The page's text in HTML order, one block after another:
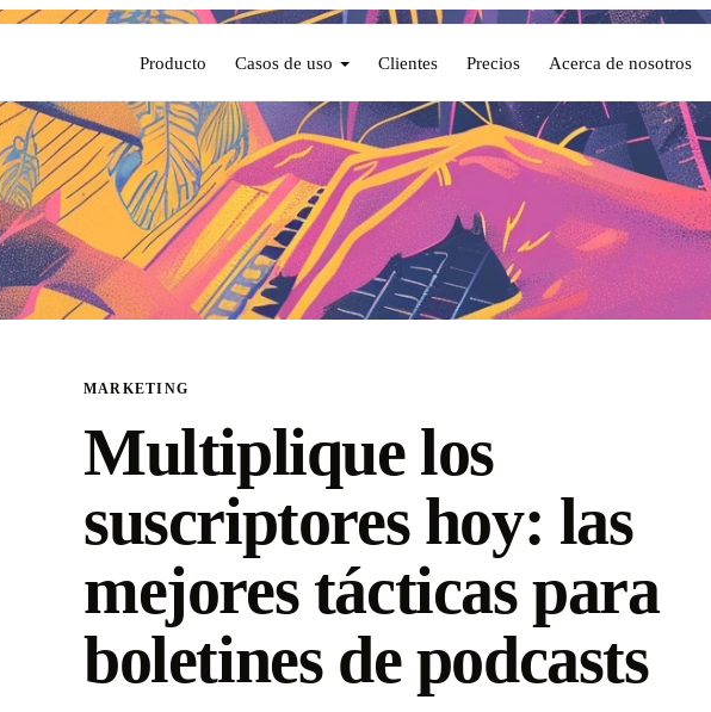
Producto Casos de uso Clientes Precios Acerca de nosotros
MARKETING
Multiplique los
suscriptores hoy: las
mejores tácticas para
boletines de podcasts